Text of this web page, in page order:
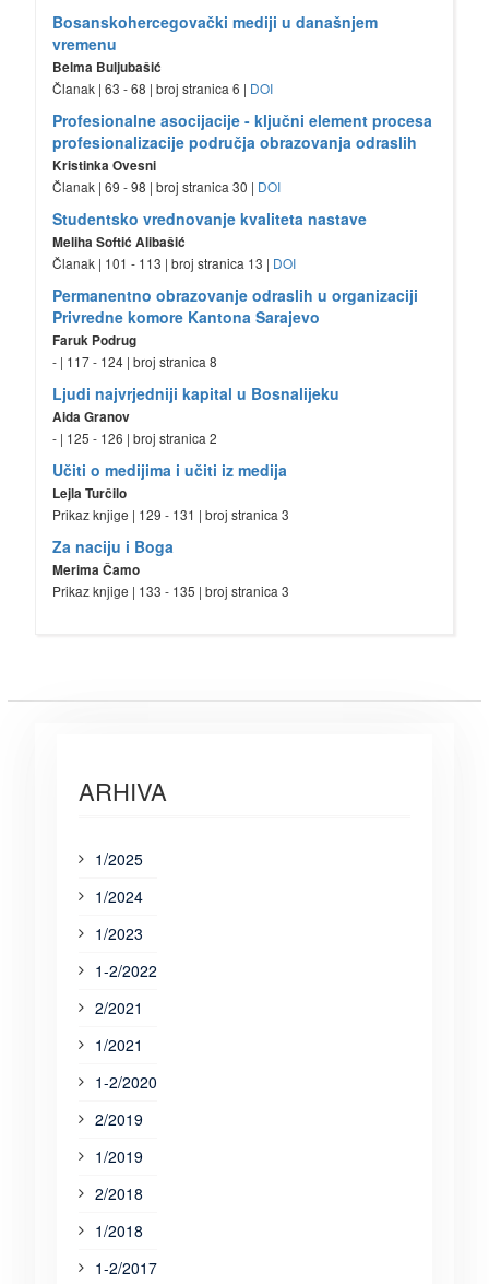
Bosanskohercegovački mediji u današnjem
vremenu
Belma Buljubašić
Članak | 63 - 68 | broj stranica 6 | DOI
Profesionalne asocijacije - ključni element procesa
profesionalizacije područja obrazovanja odraslih
Kristinka Ovesni
Članak | 69 - 98 | broj stranica 30 | DOI
Studentsko vrednovanje kvaliteta nastave
Meliha Softić Alibašić
Članak | 101 - 113 | broj stranica 13 | DOI
Permanentno obrazovanje odraslih u organizaciji
Privredne komore Kantona Sarajevo
Faruk Podrug
- | 117 - 124 | broj stranica 8
Ljudi najvrjedniji kapital u Bosnalijeku
Aida Granov
- | 125 - 126 | broj stranica 2
Učiti o medijima i učiti iz medija
Lejla Turčilo
Prikaz knjige | 129 - 131 | broj stranica 3
Za naciju i Boga
Merima Čamo
Prikaz knjige | 133 - 135 | broj stranica 3
ARHIVA
1/2025
1/2024
1/2023
1-2/2022
2/2021
1/2021
1-2/2020
2/2019
1/2019
2/2018
1/2018
1-2/2017